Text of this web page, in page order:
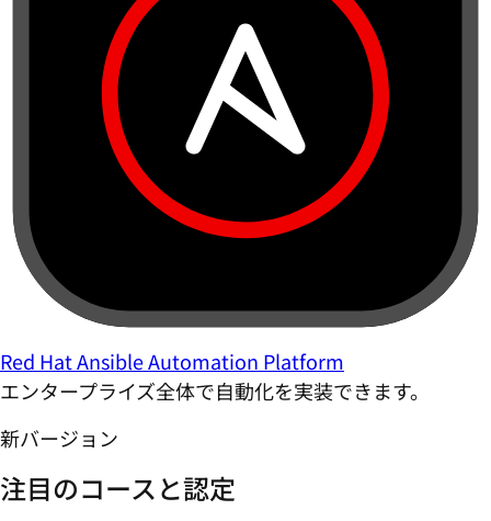
Red Hat Ansible Automation Platform
エンタープライズ全体で自動化を実装できます。
新バージョン
注目のコースと認定